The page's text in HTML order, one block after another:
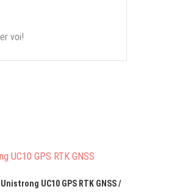
voi!
UC10 GPS RTK GNSS /